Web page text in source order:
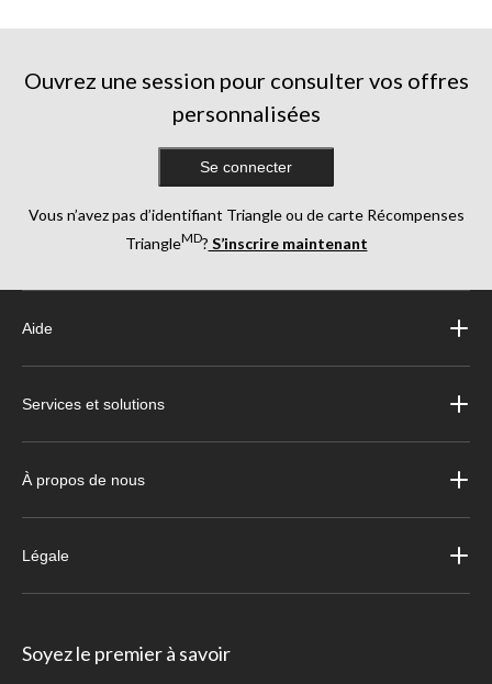
évaluations
évaluations
évaluations
Ouvrez une session pour consulter vos offres
personnalisées
Se connecter
Vous n’avez pas d’identifiant Triangle ou de carte Récompenses
TriangleMD? S’inscrire maintenant
Aide
Services et solutions
À propos de nous
Légale
Soyez le premier à savoir